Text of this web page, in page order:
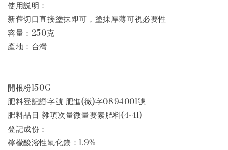
使用説明：
新舊切口直接塗抹即可，塗抺厚薄可視必要性
容量：250克
產地：台灣
開根粉150G
肥料登記證字號 肥進(微)字0894001號
肥料品目 雜項次量微量要素肥料(4-41)
登記成份：
檸檬酸溶性氧化鎂：1.9%